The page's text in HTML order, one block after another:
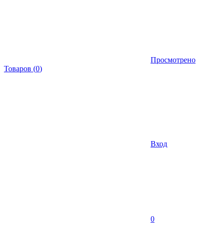
Просмотрено
Товаров (0)
Вход
0